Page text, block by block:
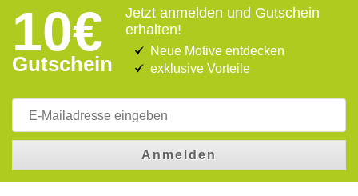
10€
Gutschein
Jetzt anmelden und Gutschein
erhalten!
Neue Motive entdecken
exklusive Vorteile
Anmelden